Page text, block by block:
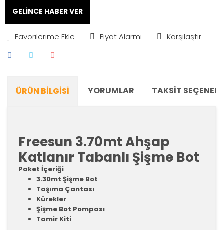
GELİNCE HABER VER
Fiyat Alarmı Karşılaştır
ÜRÜN BILGISI YORUMLAR TAKSIT
Freesun 3.70mt Ahşap
Katlanır Tabanlı Şişme Bot
Paket İçeriği
3.30mt Şişme Bot
Taşıma Çantası
Kürekler
Şişme Bot Pompası
Tamir Kiti